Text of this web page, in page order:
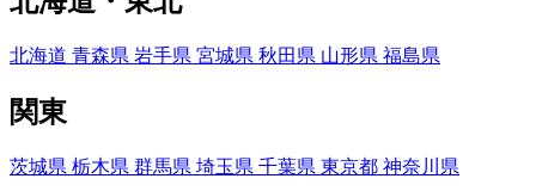
北海道 青森県 岩手県 宮城県 秋田県 山形県 福島県
関東
茨城県 栃木県 群馬県 埼玉県 千葉県 東京都 神奈川県